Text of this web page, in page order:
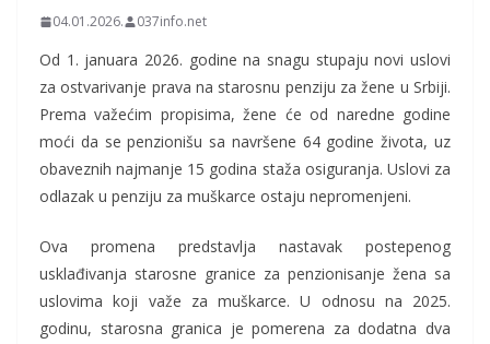
04.01.2026. 037info.net
Od 1. januara 2026. godine na snagu stupaju novi uslovi
za ostvarivanje prava na starosnu penziju za žene u Srbiji.
Prema važećim propisima, žene će od naredne godine
moći da se penzionišu sa navršene 64 godine života, uz
obaveznih najmanje 15 godina staža osiguranja. Uslovi za
odlazak u penziju za muškarce ostaju nepromenjeni.
Ova promena predstavlja nastavak postepenog
usklađivanja starosne granice za penzionisanje žena sa
uslovima koji važe za muškarce. U odnosu na 2025.
godinu, starosna granica je pomerena za dodatna dva